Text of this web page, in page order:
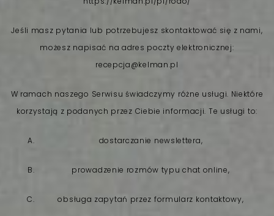
Jeśli masz pytania lub potrzebujesz skontaktować się z nami,
możesz napisać na adres poczty elektronicznej:
recepcja@kelman.pl
W ramach naszego Serwisu świadczymy różne usługi. Niektóre
korzystają z podanych przez Ciebie informacji. Te usługi to:
dostarczanie newslettera,
prowadzenie rozmów typu chat online,
obsługa zapytań przez formularz kontaktowy,